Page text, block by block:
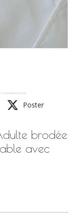
Poster
brodée
avec